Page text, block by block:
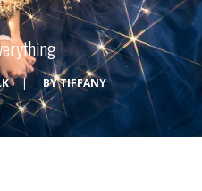
| BYTIFFANY